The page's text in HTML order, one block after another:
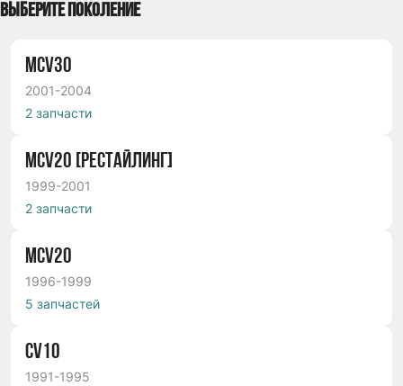
ВЫБЕРИТЕ ПОКОЛЕНИЕ
MCV30
2001-2004
2 запчасти
MCV20 [РЕСТАЙЛИНГ]
1999-2001
2 запчасти
MCV20
1996-1999
5 запчастей
СV10
1991-1995